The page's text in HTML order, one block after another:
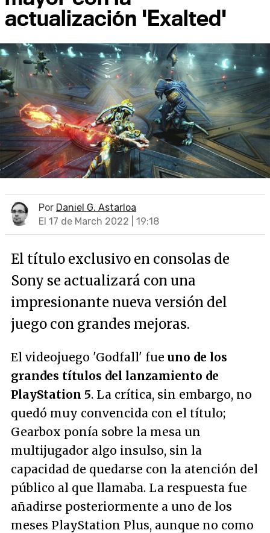
actualización 'Exalted'
Por Daniel G. Astarloa
El 17 de March 2022 | 19:18
El título exclusivo en consolas de
Sony se actualizará con una
impresionante nueva versión del
juego con grandes mejoras.
El videojuego 'Godfall' fue uno de los
grandes títulos del lanzamiento de
PlayStation 5. La crítica, sin embargo, no
quedó muy convencida con el título;
Gearbox ponía sobre la mesa un
multijugador algo insulso, sin la
capacidad de quedarse con la atención del
público al que llamaba. La respuesta fue
añadirse posteriormente a uno de los
meses PlayStation Plus, aunque no como